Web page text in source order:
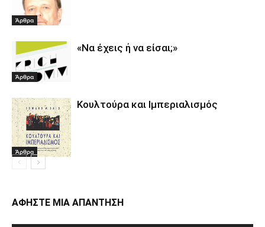
Άρθρα
Άρθρα
«Να έχεις ή να είσαι;»
Άρθρα
Κουλτούρα και Ιμπεριαλισμός
ΑΦΗΣΤΕ ΜΙΑ ΑΠΑΝΤΗΣΗ